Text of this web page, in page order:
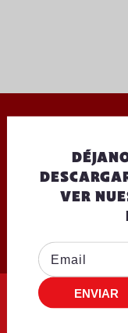
VER